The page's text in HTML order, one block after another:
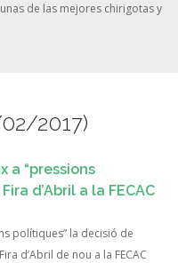
de las mejores chirigotas y
2017)
a “pressions
d’Abril a la FECAC
polítiques” la decisió de
d’Abril de nou a la FECAC